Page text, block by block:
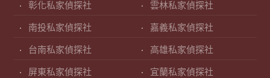
彰化私家偵探社 雲林私家偵探社
南投私家偵探社 嘉義私家偵探社
台南私家偵探社 高雄私家偵探社
屏東私家偵探社 宜蘭私家偵探社